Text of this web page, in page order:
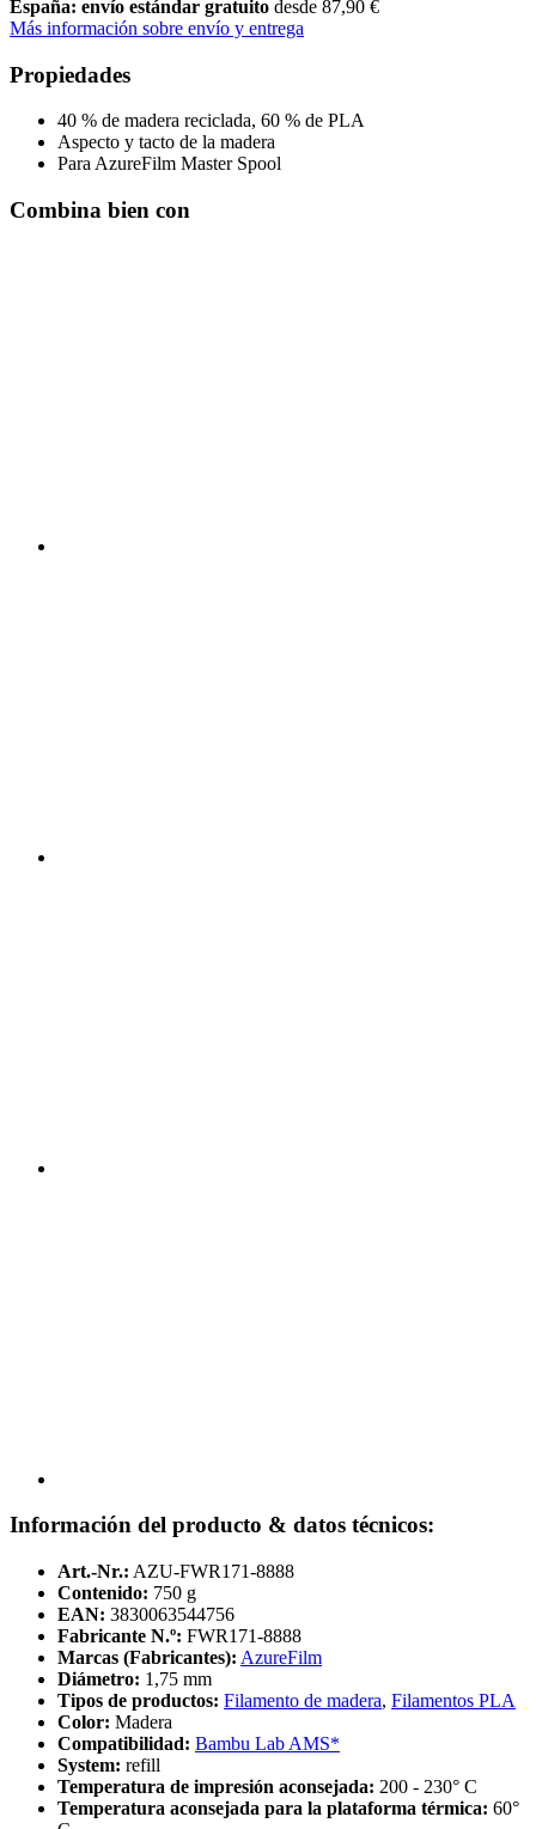
España: envío estándar gratuito desde 87,90 €
Más información sobre envío y entrega
Propiedades
40 % de madera reciclada, 60 % de PLA
Aspecto y tacto de la madera
Para AzureFilm Master Spool
Combina bien con
Información del producto & datos técnicos:
Art.-Nr.: AZU-FWR171-8888
Contenido: 750 g
EAN: 3830063544756
Fabricante N.º: FWR171-8888
Marcas (Fabricantes): AzureFilm
Diámetro: 1,75 mm
Tipos de productos: Filamento de madera, Filamentos PLA
Color: Madera
Compatibilidad: Bambu Lab AMS*
System: refill
Temperatura de impresión aconsejada: 200 - 230° C
Temperatura aconsejada para la plataforma térmica: 60°